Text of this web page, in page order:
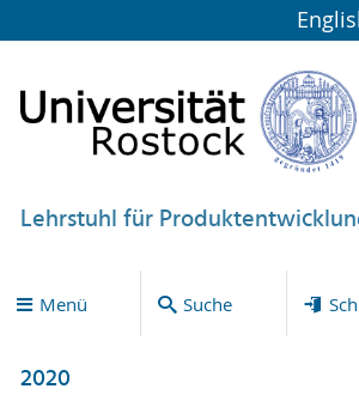
Lehrstuhl für
Menü Suche
2020